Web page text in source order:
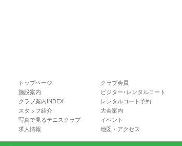
トップページ
施設案内
クラブ案内INDEX
スタッフ紹介
写真で見るテニスクラブ
求人情報
クラブ会員
ビジター･レンタルコート
レンタルコート予約
大会案内
イベント
地図・アクセス